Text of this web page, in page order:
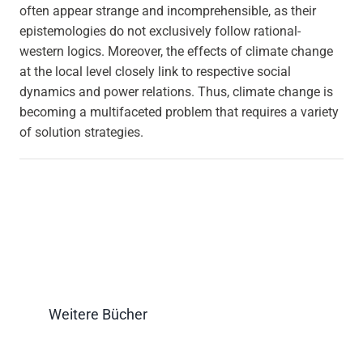
often appear strange and incomprehensible, as their
epistemologies do not exclusively follow rational-
western logics. Moreover, the effects of climate change
at the local level closely link to respective social
dynamics and power relations. Thus, climate change is
becoming a multifaceted problem that requires a variety
of solution strategies.
Weitere Bücher